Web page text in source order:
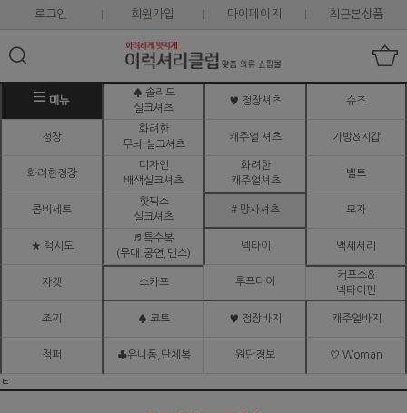
로그인 회원가입 마이페이지 최근본상품
메뉴
♠ 솔리드
실크셔츠
♥ 정장셔츠 슈즈
정장
화려한
무늬 실크셔츠
캐주얼 셔츠 가방&지갑
화려한정장
디자인
배색실크셔츠
화려한
캐주얼셔츠
벨트
콤비세트
핫픽스
실크셔츠
# 망사셔츠 모자
★ 턱시도
♬ 특수복
(무대.공연,댄스)
넥타이 액세서리
자켓 스카프 루프타이
커프스&
넥타이핀
조끼 ♠ 코트 ♥ 정장바지 캐주얼바지
점퍼 ♣유니폼,단체복 원단정보 ♡ Woman
ㅌ